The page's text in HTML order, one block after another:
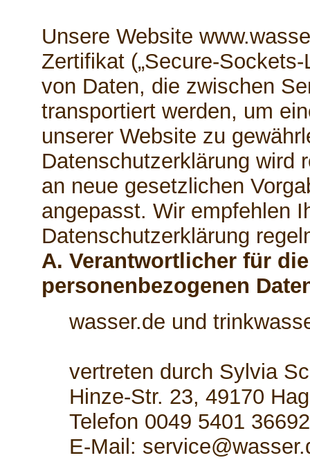
Unsere Website
Zertifikat („Secure-
von Daten, die zwischen
transportiert werden, um
unserer Website zu
Datenschutzerklärung wird
an neue gesetzlichen
angepasst. Wir empfehlen
Datenschutzerklärung
A. Verantwortlicher für
personenbezogenen
wasser.de und
vertreten durch Sylvia
Hinze-Str. 23, 49170
Telefon 0049 5401
E-Mail: